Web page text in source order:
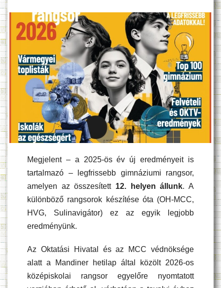
Megjelent – a 2025-ös év új eredményeit is
tartalmazó – legfrissebb gimnáziumi rangsor,
amelyen az összesített 12. helyen állunk. A
különböző rangsorok készítése óta (OH-MCC,
HVG, Sulinavigátor) ez az egyik legjobb
eredményünk.
Az Oktatási Hivatal és az MCC védnöksége
alatt a Mandiner hetilap által közölt 2026-os
középiskolai rangsor egyelőre nyomtatott